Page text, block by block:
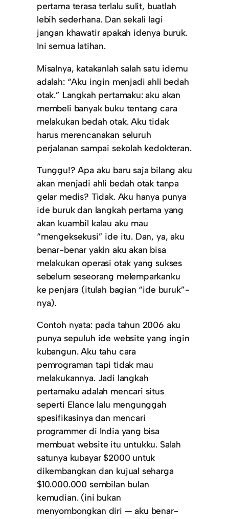
pertama terasa terlalu sulit, buatlah
lebih sederhana. Dan sekali lagi
jangan khawatir apakah idenya buruk.
Ini semua latihan.
Misalnya, katakanlah salah satu idemu
adalah: “Aku ingin menjadi ahli bedah
otak.” Langkah pertamaku: aku akan
membeli banyak buku tentang cara
melakukan bedah otak. Aku tidak
harus merencanakan seluruh
perjalanan sampai sekolah kedokteran.
Tunggu!? Apa aku baru saja bilang aku
akan menjadi ahli bedah otak tanpa
gelar medis? Tidak. Aku hanya punya
ide buruk dan langkah pertama yang
akan kuambil kalau aku mau
“mengeksekusi” ide itu. Dan, ya, aku
benar-benar yakin aku akan bisa
melakukan operasi otak yang sukses
sebelum seseorang melemparkanku
ke penjara (itulah bagian “ide buruk”-
nya).
Contoh nyata: pada tahun 2006 aku
punya sepuluh ide website yang ingin
kubangun. Aku tahu cara
pemrograman tapi tidak mau
melakukannya. Jadi langkah
pertamaku adalah mencari situs
seperti Elance lalu mengunggah
spesifikasinya dan mencari
programmer di India yang bisa
membuat website itu untukku. Salah
satunya kubayar $2000 untuk
dikembangkan dan kujual seharga
$10.000.000 sembilan bulan
kemudian. (ini bukan
menyombongkan diri — aku benar-